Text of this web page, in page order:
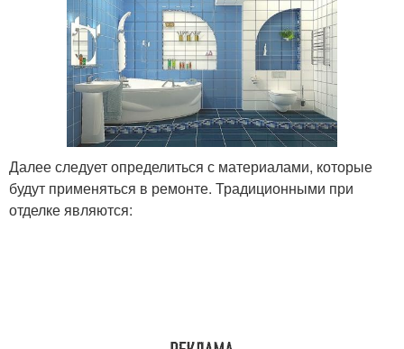
Далее следует определиться с материалами, которые
будут применяться в ремонте. Традиционными при
отделке являются: